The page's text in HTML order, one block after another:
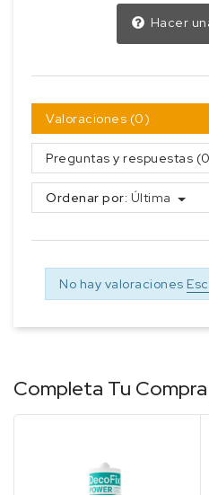
Hacer
Valoraciones (0)
Preguntas y respuestas
Ordenar por: Última
No hay valoraciones
Completa Tu Compra